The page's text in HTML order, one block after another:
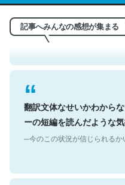
記事へみんなの感想が集まる
れ好き。Let’s Fucking
─今のこの状況が信じられるか
翻訳文体なせいかわから
ーの短編を読んだような